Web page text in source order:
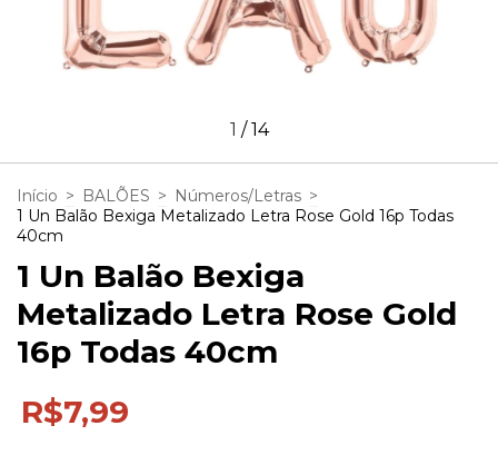
1 /14
Início > BALÕES > Números/Letras >
1 Un Balão Bexiga Metalizado Letra Rose Gold 16p Todas
40cm
1 Un Balão Bexiga
Metalizado Letra Rose Gold
16p Todas 40cm
R$7,99